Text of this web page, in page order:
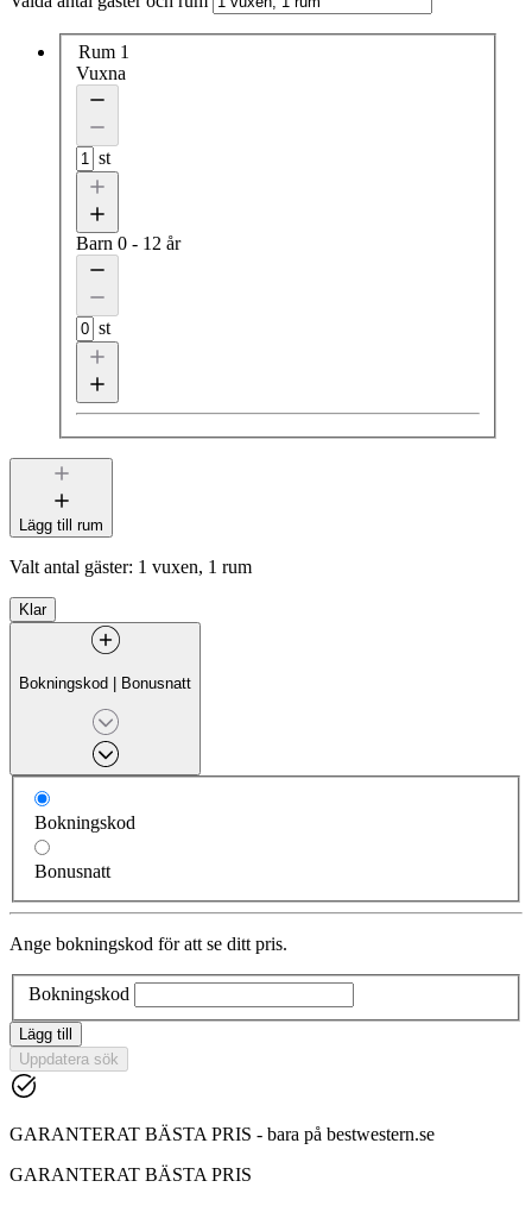
Rum 1
Vuxna
st
Barn 0 - 12 år
st
Lägg till rum
Valt antal gäster: 1 vuxen, 1 rum
Klar
Bokningskod | Bonusnatt
Bokningskod
Bonusnatt
Ange bokningskod för att se ditt pris.
Bokningskod
Lägg till
Uppdatera sök
GARANTERAT BÄSTA PRIS - bara på bestwestern.se
GARANTERAT BÄSTA PRIS